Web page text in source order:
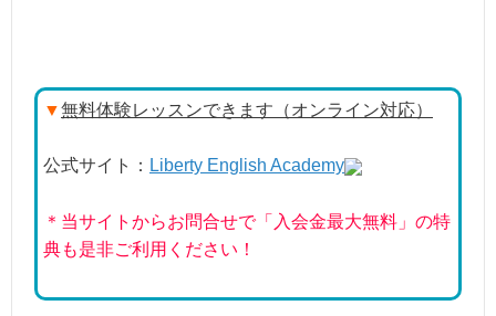
▼無料体験レッスンできます（オンライン対応）
公式サイト： Liberty English Academy
＊当サイトからお問合せで「入会金最大無料」の特
典も是非ご利用ください！